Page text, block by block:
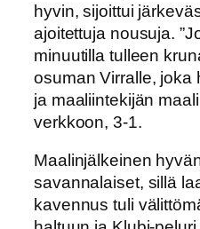
hyvin, sijoittui
ajoitettuja nousuja.
minuutilla tulleen
osuman Virralle, joka
ja maaliintekijän
verkkoon, 3-1.
Maalinjälkeinen
savannalaiset, sillä
kavennus tuli